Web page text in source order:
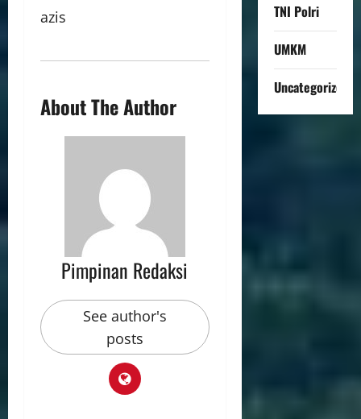
azis
About The Author
Pimpinan Redaksi
See author's
posts
TNI Polri
UMKM
Uncategorized